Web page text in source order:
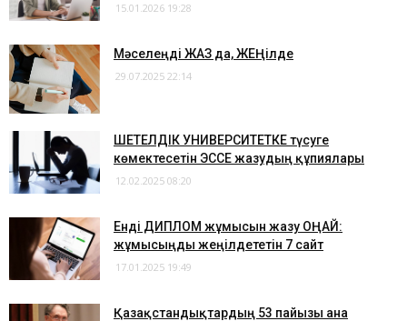
15.01.2026 19:28
​Мәселеңді ЖАЗ да, ЖЕҢілде
29.07.2025 22:14
ШЕТЕЛДІК УНИВЕРСИТЕТКЕ түсуге
көмектесетін ЭССЕ жазудың құпиялары
12.02.2025 08:20
Енді ДИПЛОМ жұмысын жазу ОҢАЙ:
жұмысыңды жеңілдететін 7 сайт
17.01.2025 19:49
Қазақстандықтардың 53 пайызы ғана